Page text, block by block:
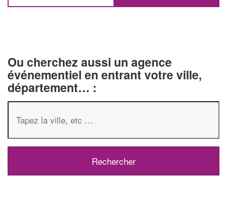
Ou cherchez aussi un agence
événementiel en entrant votre ville,
département… :